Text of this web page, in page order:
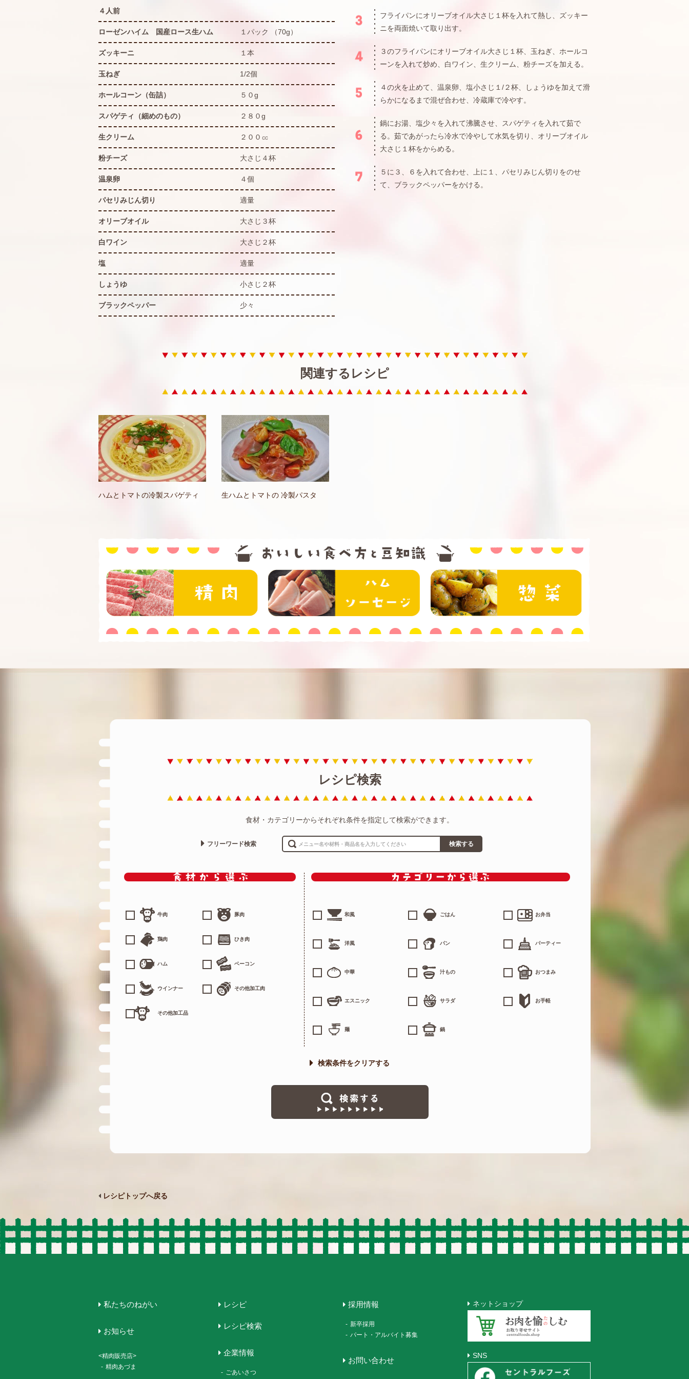
４人前
ローゼンハイム 国産ロース生ハム １パック （70g）
ズッキーニ １本
玉ねぎ 1/2個
ホールコーン（缶詰） ５０g
スパゲティ（細めのもの） ２８０g
生クリーム ２００㏄
粉チーズ 大さじ４杯
温泉卵 ４個
パセリみじん切り 適量
オリーブオイル 大さじ３杯
白ワイン 大さじ２杯
塩 適量
しょうゆ 小さじ２杯
ブラックペッパー 少々
フライパンにオリーブオイル大さじ１杯を入れて熱し、ズッキー
ニを両面焼いて取り出す。
３のフライパンにオリーブオイル大さじ１杯、玉ねぎ、ホールコ
ーンを入れて炒め、白ワイン、生クリーム、粉チーズを加える。
４の火を止めて、温泉卵、塩小さじ１/２杯、しょうゆを加えて滑
らかになるまで混ぜ合わせ、冷蔵庫で冷やす。
鍋にお湯、塩少々を入れて沸騰させ、スパゲティを入れて茹で
る。茹であがったら冷水で冷やして水気を切り、オリーブオイル
大さじ１杯をからめる。
５に３、６を入れて合わせ、上に１、パセリみじん切りをのせ
て、ブラックペッパーをかける。
関連するレシピ
ハムとトマトの冷製スパゲティ 生ハムとトマトの 冷製パスタ
精肉 ハム・ソーセージ
レシピ検索
食材・カテゴリーからそれぞれ条件を指定して検索ができます。
フリーワード検索 検索する
牛肉 豚肉
鶏肉 ひき肉
ハム ベーコン
ウインナー その他加工肉
その他加工品
和風
洋風
中華
エスニック
麺
ごはん
パン
汁もの
サラダ
鍋
お弁当
パーティー
おつまみ
お手軽
検索条件をクリアする
レシピトップへ戻る
ネットショップ
SNS
私たちのねがい
お知らせ
<精肉販売店>
- 精肉あづま
レシピ
レシピ検索
企業情報
- ごあいさつ
採用情報
- 新卒採用
- パート・アルバイト募集
お問い合わせ